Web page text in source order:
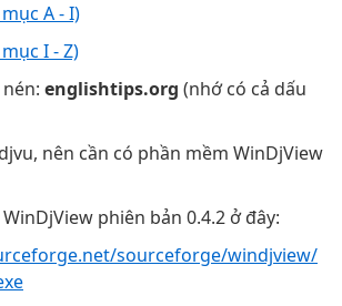
A - I)
I - Z)
englishtips.org (nhớ có cả dấu
nên cần có phần mềm WinDjView
phiên bản 0.4.2 ở đây:
sourceforge/windjview/